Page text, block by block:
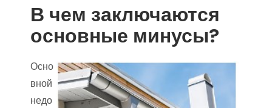
В чем заключаются
основные минусы?
Осно
вной
недо